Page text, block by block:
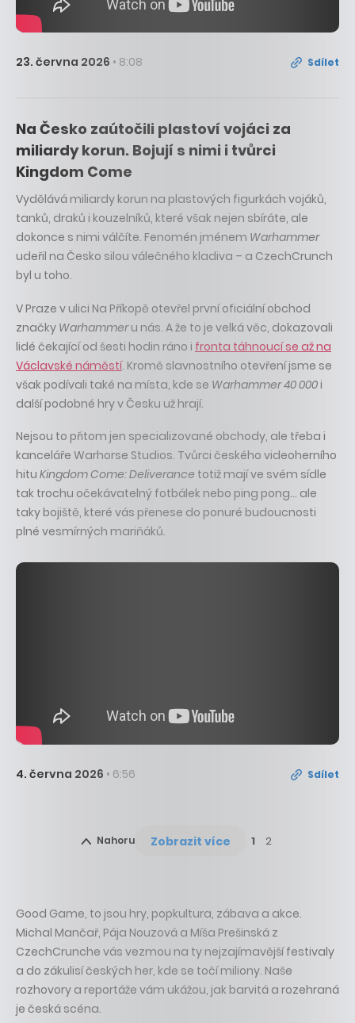
23. června 2026 • 8:08 Sdílet
Na Česko zaútočili plastoví vojáci za
miliardy korun. Bojují s nimi i tvůrci
Kingdom Come
Vydělává miliardy korun na plastových figurkách vojáků,
tanků, draků i kouzelníků, které však nejen sbíráte, ale
dokonce s nimi válčíte. Fenomén jménem Warhammer
udeřil na Česko silou válečného kladiva – a CzechCrunch
byl u toho.
V Praze v ulici Na Příkopě otevřel první oficiální obchod
značky Warhammeru nás. A že to je velká věc, dokazovali
lidé čekající od šesti hodin ráno i fronta táhnoucí se až na
Václavské náměstí. Kromě slavnostního otevření jsme se
však podívali také na místa, kde se Warhammer 40 000i
další podobné hry v Česku už hrají.
Nejsou to přitom jen specializované obchody, ale třeba i
kanceláře Warhorse Studios. Tvůrci českého videoherního
hitu Kingdom Come: Deliverance totiž mají ve svém sídle
tak trochu očekávatelný fotbálek nebo ping pong… ale
taky bojiště, které vás přenese do ponuré budoucnosti
plné vesmírných mariňáků.
4. června 2026 • 6:56 Sdílet
Nahoru Zobrazit více 1 2
Good Game, to jsou hry, popkultura, zábava a akce.
Michal Mančař, Pája Nouzová a Míša Prešinská z
CzechCrunche vás vezmou na ty nejzajímavější festivaly
a do zákulisí českých her, kde se točí miliony. Naše
rozhovory a reportáže vám ukážou, jak barvitá a rozehraná
je česká scéna.